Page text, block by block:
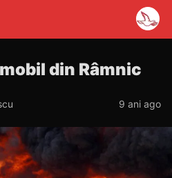
din Râmnic
9 ani ago